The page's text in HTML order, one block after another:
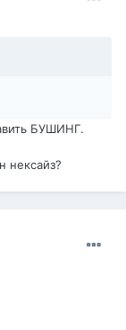
БУШИНГ.
нексайз?